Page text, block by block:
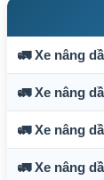
🚛 Xe nâng
🚛 Xe nâng
🚛 Xe nâng
🚛 Xe nâng